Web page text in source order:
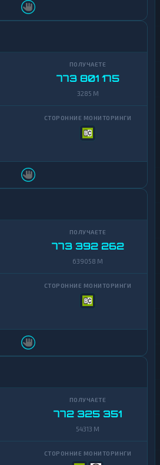
773 801 175
3285 M
773 392 262
639058 M
772 325 351
54313 M